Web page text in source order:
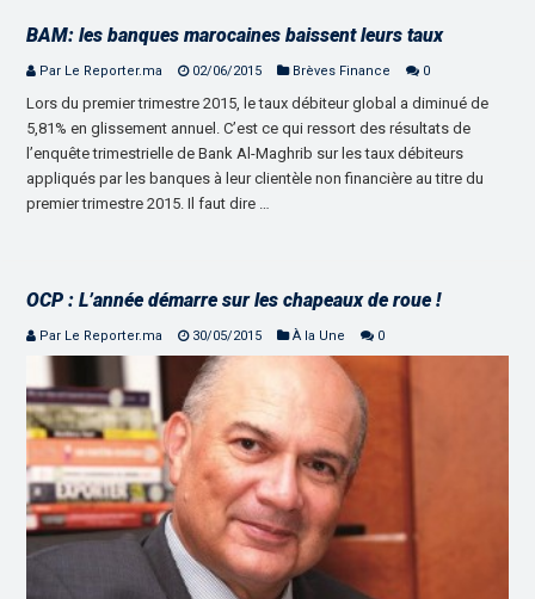
BAM: les banques marocaines baissent leurs taux
Par Le Reporter.ma 02/06/2015 Brèves Finance 0
Lors du premier trimestre 2015, le taux débiteur global a diminué de
5,81% en glissement annuel. C’est ce qui ressort des résultats de
l’enquête trimestrielle de Bank Al-Maghrib sur les taux débiteurs
appliqués par les banques à leur clientèle non financière au titre du
premier trimestre 2015. Il faut dire …
OCP : L’année démarre sur les chapeaux de roue !
Par Le Reporter.ma 30/05/2015 À la Une 0